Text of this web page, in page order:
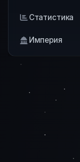
Статистика
Империя